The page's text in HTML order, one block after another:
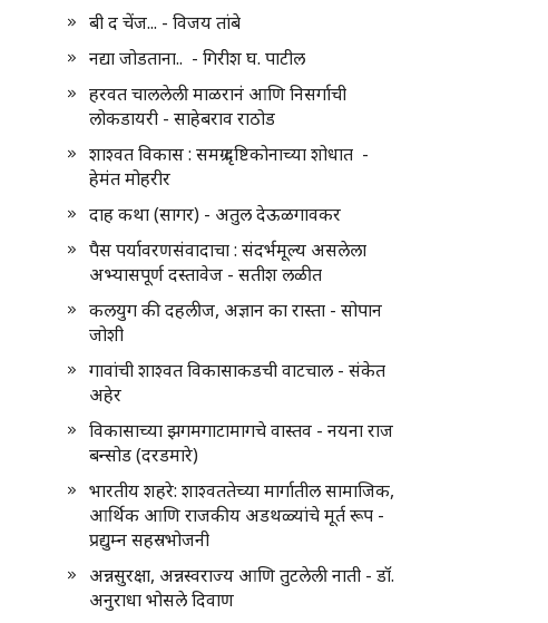
बी द चेंज... - विजय तांबे
नद्या जोडताना.. - गिरीश घ. पाटील
हरवत चाललेली माळरानं आणि निसर्गाची
लोकडायरी - साहेबराव राठोड
शाश्वत विकास : समग्र दृष्टिकोनाच्या शोधात -
हेमंत मोहरीर
दाह कथा (सागर) - अतुल देऊळगावकर
पैस पर्यावरणसंवादाचा : संदर्भमूल्य असलेला
अभ्यासपूर्ण दस्तावेज - सतीश लळीत
कलयुग की दहलीज, अज्ञान का रास्ता - सोपान
जोशी
गावांची शाश्वत विकासाकडची वाटचाल - संकेत
अहेर
विकासाच्या झगमगाटामागचे वास्तव - नयना राज
बन्सोड (दरडमारे)
भारतीय शहरे: शाश्वततेच्या मार्गातील सामाजिक,
आर्थिक आणि राजकीय अडथळ्यांचे मूर्त रूप -
प्रद्युम्न सहस्रभोजनी
अन्नसुरक्षा, अन्नस्वराज्य आणि तुटलेली नाती - डॉ.
अनुराधा भोसले दिवाण